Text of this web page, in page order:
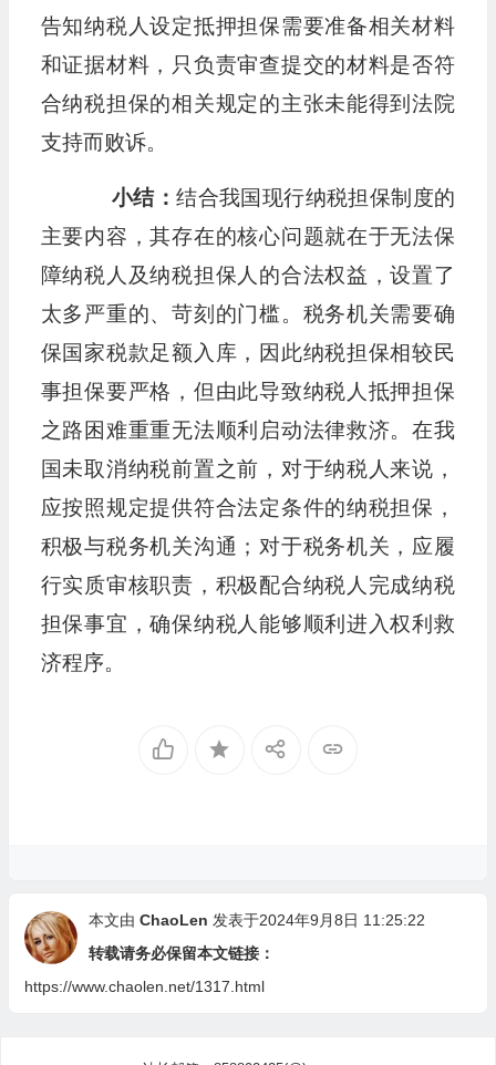
告知纳税人设定抵押担保需要准备相关材料
和证据材料，只负责审查提交的材料是否符
合纳税担保的相关规定的主张未能得到法院
支持而败诉。
小结：结合我国现行纳税担保制度的
主要内容，其存在的核心问题就在于无法保
障纳税人及纳税担保人的合法权益，设置了
太多严重的、苛刻的门槛。税务机关需要确
保国家税款足额入库，因此纳税担保相较民
事担保要严格，但由此导致纳税人抵押担保
之路困难重重无法顺利启动法律救济。在我
国未取消纳税前置之前，对于纳税人来说，
应按照规定提供符合法定条件的纳税担保，
积极与税务机关沟通；对于税务机关，应履
行实质审核职责，积极配合纳税人完成纳税
担保事宜，确保纳税人能够顺利进入权利救
济程序。
本文由 ChaoLen 发表于2024年9月8日 11:25:22
转载请务必保留本文链接：
https://www.chaolen.net/1317.html